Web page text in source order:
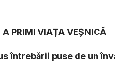
A PRIMI VIAȚA VEȘNICĂ
întrebării puse de un